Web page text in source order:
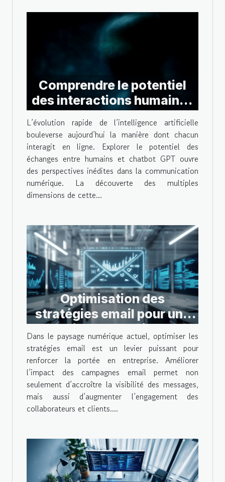
Comprendre le potentiel
des interactions humaines
avec le chatbot GPT
L’évolution rapide de l’intelligence artificielle
bouleverse aujourd’hui la manière dont chacun
interagit en ligne. Explorer le potentiel des
échanges entre humains et chatbot GPT ouvre
des perspectives inédites dans la communication
numérique. La découverte des multiples
dimensions de cette...
Optimisation des
stratégies email pour une
meilleure portée en
entreprise
Dans le paysage numérique actuel, optimiser les
stratégies email est un levier puissant pour
renforcer la portée en entreprise. Améliorer
l’impact des campagnes email permet non
seulement d’accroître la visibilité des messages,
mais aussi d’augmenter l’engagement des
collaborateurs et clients....